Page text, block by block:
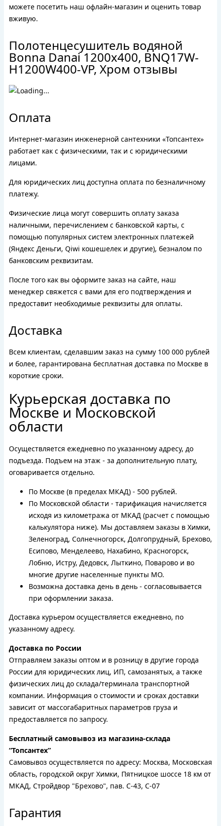
можете посетить наш офлайн-магазин и оценить товар
вживую.
Полотенцесушитель водяной
Bonna Danai 1200x400, BNQ17W-
H1200W400-VP, Хром отзывы
Оплата
Интернет-магазин инженерной сантехники «Топсантех»
работает как с физическими, так и с юридическими
лицами.
Для юридических лиц доступна оплата по безналичному
платежу.
Физические лица могут совершить оплату заказа
наличными, перечислением с банковской карты, с
помощью популярных систем электронных платежей
(Яндекс Деньги, Qiwi кошешелек и другие), безналом по
банковским реквизитам.
После того как вы оформите заказ на сайте, наш
менеджер свяжется с вами для его подтверждения и
предоставит необходимые реквизиты для оплаты.
Доставка
Всем клиентам, сделавшим заказ на сумму 100 000 рублей
и более, гарантирована бесплатная доставка по Москве в
короткие сроки.
Курьерская доставка по
Москве и Московской
области
Осуществляется ежедневно по указанному адресу, до
подъезда. Подъем на этаж - за дополнительную плату,
оговаривается отдельно.
По Москве (в пределах МКАД) - 500 рублей.
По Московской области - тарификация начисляется
исходя из километража от МКАД (расчет с помощью
калькулятора ниже). Мы доставляем заказы в Химки,
Зеленоград, Солнечногорск, Долгопрудный, Брехово,
Есипово, Менделеево, Нахабино, Красногорск,
Лобню, Истру, Дедовск, Лыткино, Поварово и во
многие другие населенные пункты МО.
Возможна доставка день в день - согласовывается
при оформлении заказа.
Доставка курьером осуществляется ежедневно, по
указанному адресу.
Доставка по России
Отправляем заказы оптом и в розницу в другие города
России для юридических лиц, ИП, самозанятых, а также
физических лиц до склада/терминала транспортной
компании. Информация о стоимости и сроках доставки
зависит от массогабаритных параметров груза и
предоставляется по запросу.
Бесплатный самовывоз из магазина-склада
“Топсантех”
Самовывоз осуществляется по адресу: Москва, Московская
область, городской округ Химки, Пятницкое шоссе 18 км от
МКАД, Стройдвор "Брехово", пав. С-43, С-07
Гарантия